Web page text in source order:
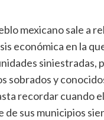
mexicano sale a
económica en la
siniestradas,
sobrados y
recordar cuando
de sus municipios